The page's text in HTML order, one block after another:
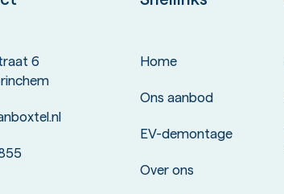
6
Home
Ons aanbod
EV-demontage
Over ons